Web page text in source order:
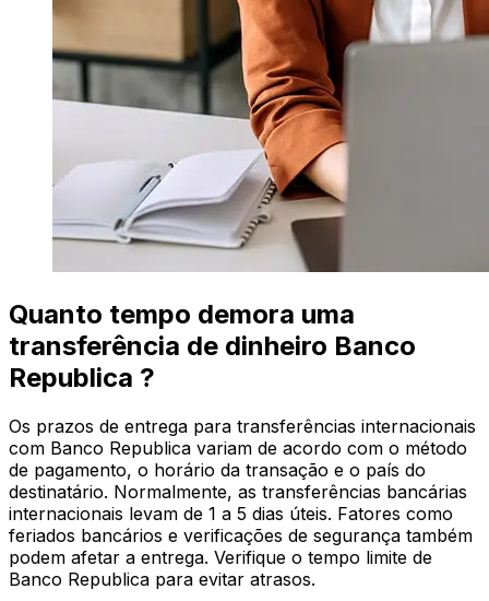
Quanto tempo demora uma
transferência de dinheiro Banco
Republica ?
Os prazos de entrega para transferências internacionais
com Banco Republica variam de acordo com o método
de pagamento, o horário da transação e o país do
destinatário. Normalmente, as transferências bancárias
internacionais levam de 1 a 5 dias úteis. Fatores como
feriados bancários e verificações de segurança também
podem afetar a entrega. Verifique o tempo limite de
Banco Republica para evitar atrasos.